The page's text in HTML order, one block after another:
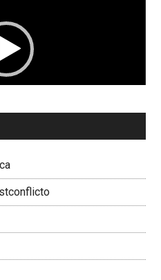
01:04
Corporación